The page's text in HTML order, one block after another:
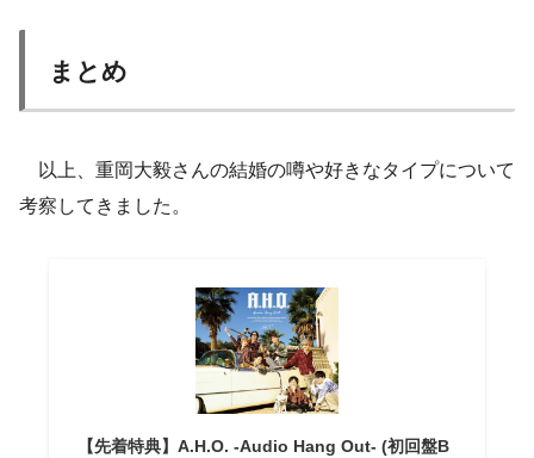
まとめ
以上、重岡大毅さんの結婚の噂や好きなタイプについて
考察してきました。
【先着特典】A.H.O. -Audio Hang Out- (初回盤B